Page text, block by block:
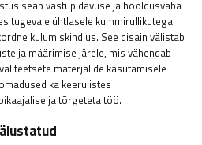
seab vastupidavuse ja hooldusvaba
tugevale ühtlasele kummirullikutega
kulumiskindlus. See disain välistab
ja määrimise järele, mis vähendab
materjalide kasutamisele
ka keerulistes
ja tõrgeteta töö.